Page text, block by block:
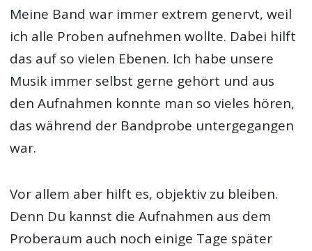
Meine Band war immer extrem genervt, weil
ich alle Proben aufnehmen wollte. Dabei hilft
das auf so vielen Ebenen. Ich habe unsere
Musik immer selbst gerne gehört und aus
den Aufnahmen konnte man so vieles hören,
das während der Bandprobe untergegangen
war.
Vor allem aber hilft es, objektiv zu bleiben.
Denn Du kannst die Aufnahmen aus dem
Proberaum auch noch einige Tage später